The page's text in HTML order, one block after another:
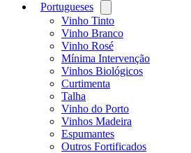
Portugueses
menu
Vinho Tinto
Vinho Branco
Vinho Rosé
Mínima Intervenção
Vinhos Biológicos
Curtimenta
Talha
Vinho do Porto
Vinhos Madeira
Espumantes
Outros Fortificados